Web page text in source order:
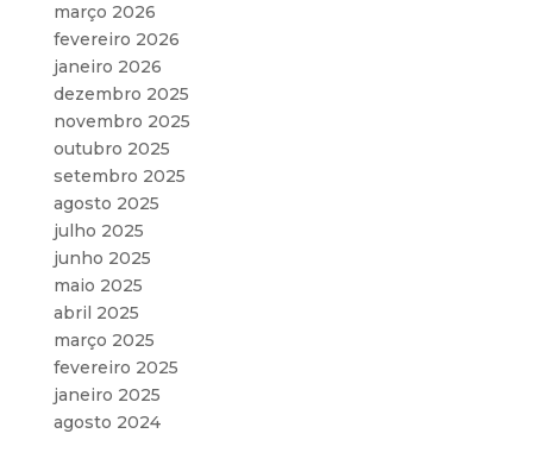
março 2026
fevereiro 2026
janeiro 2026
dezembro 2025
novembro 2025
outubro 2025
setembro 2025
agosto 2025
julho 2025
junho 2025
maio 2025
abril 2025
março 2025
fevereiro 2025
janeiro 2025
agosto 2024